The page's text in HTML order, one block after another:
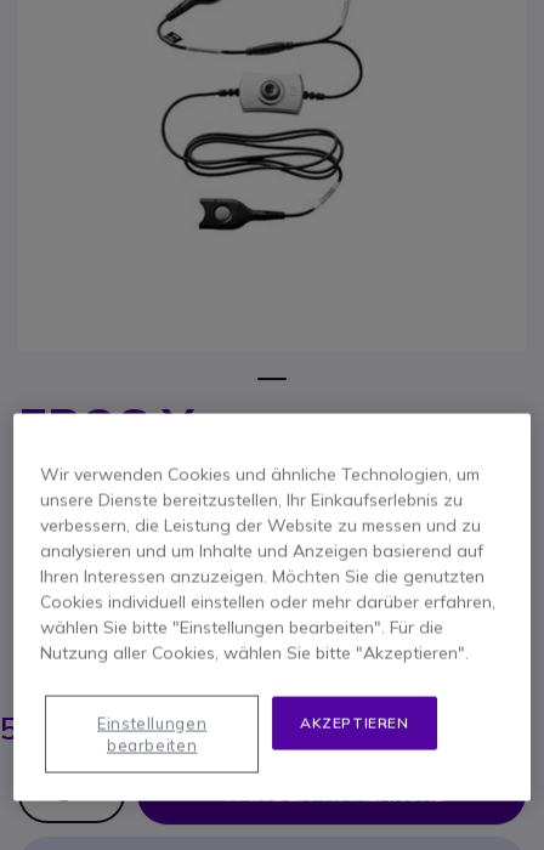
EPOS Y-
Anschlusskabel mit
Mute
Produkt-Referenz: SEYMUTE // Hersteller-Referenz: 1000761
Trainingskabel: 2x Mithören, 2x Sprechen
5 von 1 Rezensionen
ERSPARNIS 9,00 €
51,95 €- 61,82 € Inkl. MwSt.
Anzahl
IN DEN WARENKORB
Zum Anfang der Bildgalerie springen
Wir verwenden Cookies und ähnliche Technologien, um
unsere Dienste bereitzustellen, Ihr Einkaufserlebnis zu
verbessern, die Leistung der Website zu messen und zu
analysieren und um Inhalte und Anzeigen basierend auf
Ihren Interessen anzuzeigen. Möchten Sie die genutzten
Cookies individuell einstellen oder mehr darüber erfahren,
wählen Sie bitte "Einstellungen bearbeiten". Für die
Nutzung aller Cookies, wählen Sie bitte "Akzeptieren".
AKZEPTIEREN
Einstellungen
bearbeiten